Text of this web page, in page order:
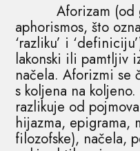
Aforizam (od
aphorismos, što
‘razliku’ i
lakonski ili pamtljiv
načela. Aforizmi se
s koljena na
razlikuje od
hijazma, epigrama,
filozofske), načela,